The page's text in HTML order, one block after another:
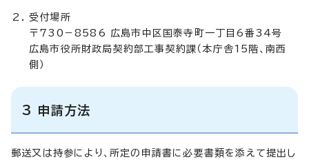
受付場所
〒730－8586 広島市中区国泰寺町一丁目6番34号
広島市役所財政局契約部工事契約課（本庁舎15階、南西
側）
3 申請方法
郵送又は持参により、所定の申請書に必要書類を添えて提出し